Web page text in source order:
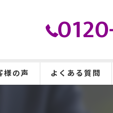
様の声 よくある質問